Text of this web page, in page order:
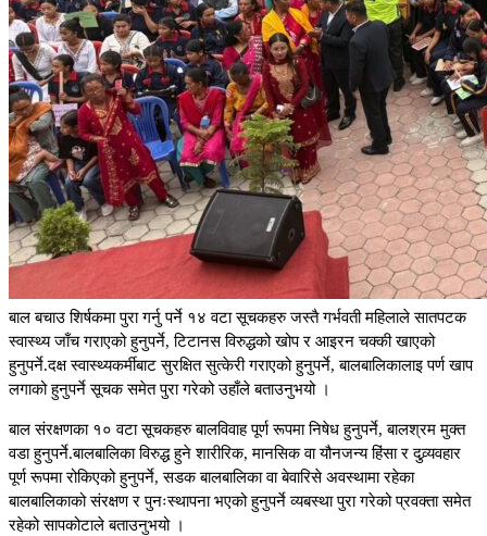
बाल बचाउ शिर्षकमा पुरा गर्नु पर्ने १४ वटा सूचकहरु जस्तै गर्भवती महिलाले सातपटक
स्वास्थ्य जाँच गराएको हुनुपर्ने, टिटानस विरुद्धको खोप र आइरन चक्की खाएको
हुनुपर्ने.दक्ष स्वास्थ्यकर्मीबाट सुरक्षित सुत्केरी गराएको हुनुपर्ने, बालबालिकालाइ पर्ण खाप
लगाको हुनुपर्ने सूचक समेत पुरा गरेको उहाँले बताउनुभयो ।
बाल संरक्षणका १० वटा सूचकहरु बालविवाह पूर्ण रूपमा निषेध हुनुपर्ने, बालश्रम मुक्त
वडा हुनुपर्ने.बालबालिका विरुद्ध हुने शारीरिक, मानसिक वा यौनजन्य हिंसा र दुव्र्यवहार
पूर्ण रूपमा रोकिएको हुनुपर्ने, सडक बालबालिका वा बेवारिसे अवस्थामा रहेका
बालबालिकाको संरक्षण र पुनःस्थापना भएको हुनुपर्ने व्यबस्था पुरा गरेको प्रवक्ता समेत
रहेको सापकोटाले बताउनुभयो ।